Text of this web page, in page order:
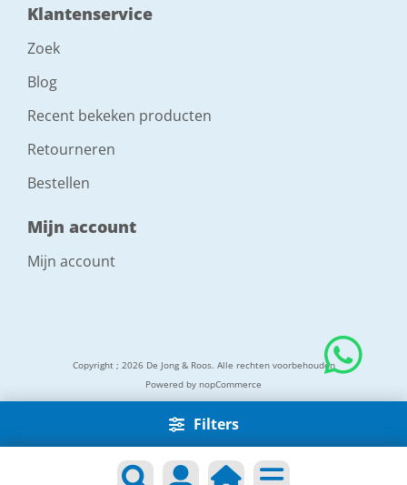
Filters
Klantenservice
Zoek
Blog
Recent bekeken producten
Retourneren
Bestellen
Mijn account
Mijn account
Copyright ; 2026 De Jong & Roos. Alle rechten voorbehouden
Powered by nopCommerce